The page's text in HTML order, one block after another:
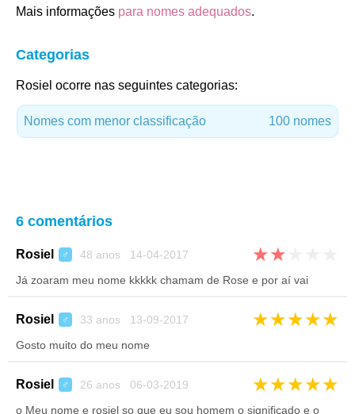
Mais informações para nomes adequados.
Categorias
Rosiel ocorre nas seguintes categorias:
Nomes com menor classificação 100 nomes
6 comentários
Rosiel ♂ 48 anos 14-04-2017 ★★
Já zoaram meu nome kkkkk chamam de Rose e por aí vai
Rosiel ♂ 33 anos 13-09-2017 ★★★★★
Gosto muito do meu nome
Rosiel ♂ 26 anos 06-03-2019 ★★★★★
o Meu nome e rosiel so que eu sou homem o significado e o